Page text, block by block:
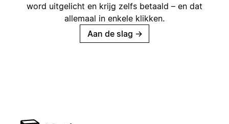
word uitgelicht en krijg zelfs betaald – en dat
allemaal in enkele klikken.
Aan de slag →